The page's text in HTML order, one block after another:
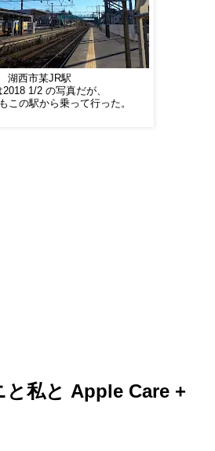
湖西市某JR駅
2018 1/2 の写真だが、
この駅から乗って行った。
と私と Apple Care +